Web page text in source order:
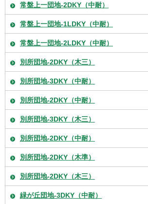
常盤上一団地-2DKY（中耐）
常盤上一団地-1LDKY（中耐）
常盤上一団地-2LDKY（中耐）
別所団地-2DKY（木三）
別所団地-3DKY（中耐）
別所団地-2DKY（中耐）
別所団地-3DKY（木三）
別所団地-2DKY（中耐）
別所団地-2DKY（木準）
別所団地-2DKY（木三）
緑が丘団地-3DKY（中耐）